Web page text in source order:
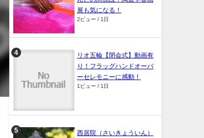
展も気になる！
2ビュー / 1日
リオ五輪【閉会式】動画有
り！フラッグハンドオーバ
ーセレモニーに感動！
1ビュー / 1日
西居院（さいきょういん）